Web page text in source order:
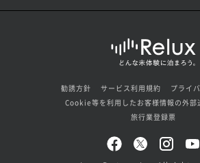
勧誘方針 サービス利用規約
プライ
Cookie等を利用したお客様情報の外部
旅行業登録票